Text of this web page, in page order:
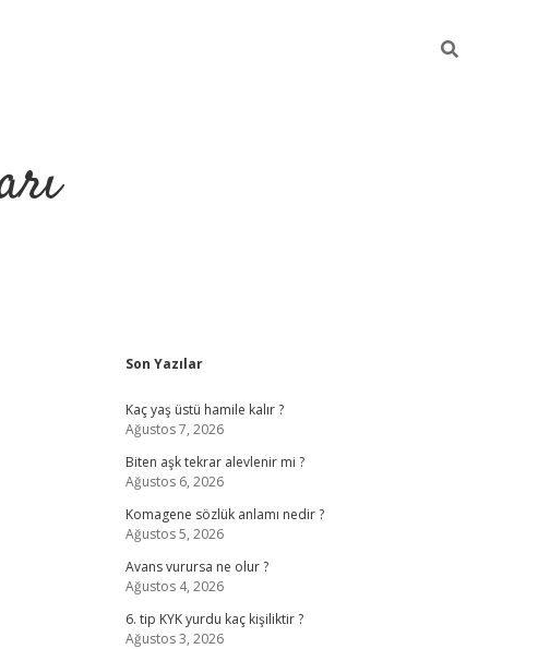
Sidebar
Son Yazılar
Kaç yaş üstü hamile kalır ?
Ağustos 7, 2026
Biten aşk tekrar alevlenir mi ?
Ağustos 6, 2026
Komagene sözlük anlamı nedir ?
Ağustos 5, 2026
Avans vurursa ne olur ?
Ağustos 4, 2026
6. tip KYK yurdu kaç kişiliktir ?
Ağustos 3, 2026